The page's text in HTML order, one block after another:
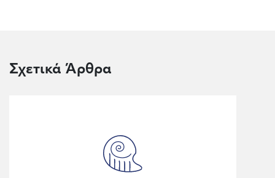
Σχετικά Άρθρα